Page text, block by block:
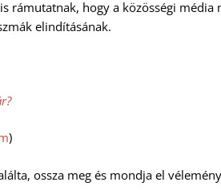
rámutatnak, hogy a közösségi
elindításának.
)
ossza meg és mondja el